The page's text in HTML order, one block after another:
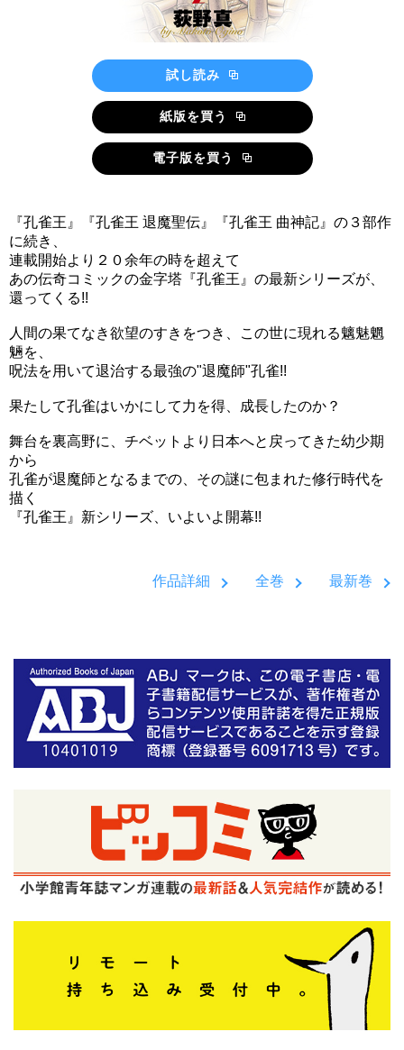
試し読み
紙版を買う
電子版を買う
『孔雀王』『孔雀王 退魔聖伝』『孔雀王 曲神記』の３部作
に続き、
連載開始より２０余年の時を超えて
あの伝奇コミックの金字塔『孔雀王』の最新シリーズが、
還ってくる!!
人間の果てなき欲望のすきをつき、この世に現れる魑魅魍
魎を、
呪法を用いて退治する最強の"退魔師"孔雀!!
果たして孔雀はいかにして力を得、成長したのか？
舞台を裏高野に、チベットより日本へと戻ってきた幼少期
から
孔雀が退魔師となるまでの、その謎に包まれた修行時代を
描く
『孔雀王』新シリーズ、いよいよ開幕!!
作品詳細 全巻 最新巻